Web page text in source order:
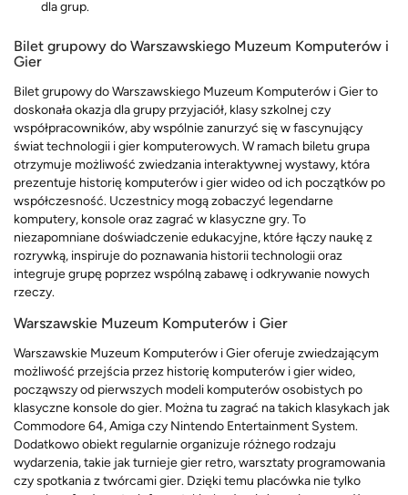
dla grup.
Bilet grupowy do Warszawskiego Muzeum Komputerów i
Gier
Bilet grupowy do Warszawskiego Muzeum Komputerów i Gier to
doskonała okazja dla grupy przyjaciół, klasy szkolnej czy
współpracowników, aby wspólnie zanurzyć się w fascynujący
świat technologii i gier komputerowych. W ramach biletu grupa
otrzymuje możliwość zwiedzania interaktywnej wystawy, która
prezentuje historię komputerów i gier wideo od ich początków po
współczesność. Uczestnicy mogą zobaczyć legendarne
komputery, konsole oraz zagrać w klasyczne gry. To
niezapomniane doświadczenie edukacyjne, które łączy naukę z
rozrywką, inspiruje do poznawania historii technologii oraz
integruje grupę poprzez wspólną zabawę i odkrywanie nowych
rzeczy.
Warszawskie Muzeum Komputerów i Gier
Warszawskie Muzeum Komputerów i Gier oferuje zwiedzającym
możliwość przejścia przez historię komputerów i gier wideo,
począwszy od pierwszych modeli komputerów osobistych po
klasyczne konsole do gier. Można tu zagrać na takich klasykach jak
Commodore 64, Amiga czy Nintendo Entertainment System.
Dodatkowo obiekt regularnie organizuje różnego rodzaju
wydarzenia, takie jak turnieje gier retro, warsztaty programowania
czy spotkania z twórcami gier. Dzięki temu placówka nie tylko